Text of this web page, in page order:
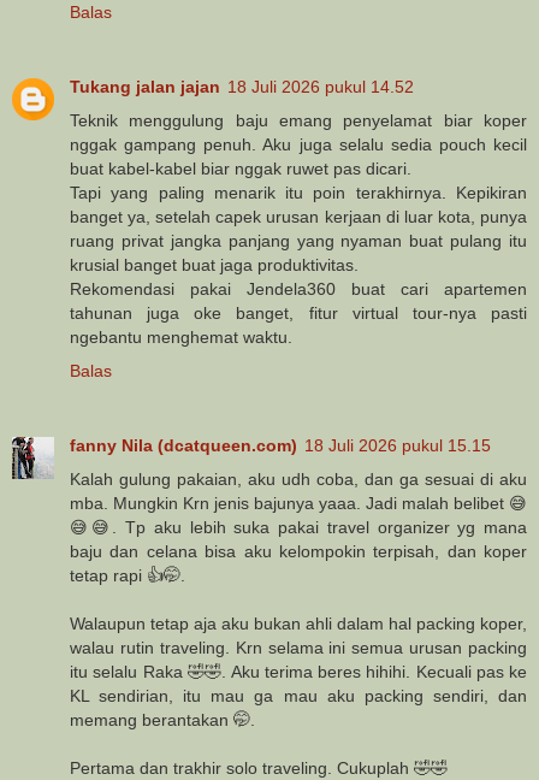
Balas
Tukang jalan jajan 18 Juli 2026 pukul 14.52
Teknik menggulung baju emang penyelamat biar koper
nggak gampang penuh. Aku juga selalu sedia pouch kecil
buat kabel-kabel biar nggak ruwet pas dicari.
Tapi yang paling menarik itu poin terakhirnya. Kepikiran
banget ya, setelah capek urusan kerjaan di luar kota, punya
ruang privat jangka panjang yang nyaman buat pulang itu
krusial banget buat jaga produktivitas.
Rekomendasi pakai Jendela360 buat cari apartemen
tahunan juga oke banget, fitur virtual tour-nya pasti
ngebantu menghemat waktu.
Balas
fanny Nila (dcatqueen.com) 18 Juli 2026 pukul 15.15
Kalah gulung pakaian, aku udh coba, dan ga sesuai di aku
mba. Mungkin Krn jenis bajunya yaaa. Jadi malah belibet 😅
😅😅. Tp aku lebih suka pakai travel organizer yg mana
baju dan celana bisa aku kelompokin terpisah, dan koper
tetap rapi 👍🤭.
Walaupun tetap aja aku bukan ahli dalam hal packing koper,
walau rutin traveling. Krn selama ini semua urusan packing
itu selalu Raka 🤣🤣. Aku terima beres hihihi. Kecuali pas ke
KL sendirian, itu mau ga mau aku packing sendiri, dan
memang berantakan 🤭.
Pertama dan trakhir solo traveling. Cukuplah 🤣🤣